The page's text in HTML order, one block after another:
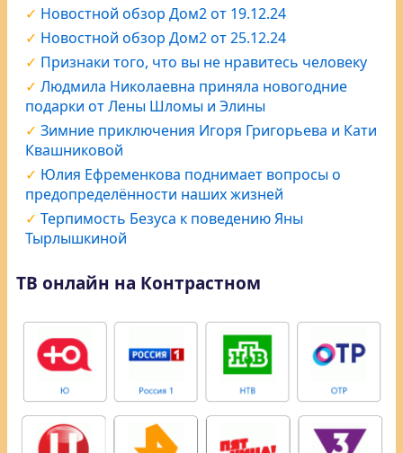
Новостной обзор Дом2 от 19.12.24
Новостной обзор Дом2 от 25.12.24
Признаки того, что вы не нравитесь человеку
Людмила Николаевна приняла новогодние
подарки от Лены Шломы и Элины
Зимние приключения Игоря Григорьева и Кати
Квашниковой
Юлия Ефременкова поднимает вопросы о
предопределённости наших жизней
Терпимость Безуса к поведению Яны
Тырлышкиной
ТВ онлайн на Контрастном